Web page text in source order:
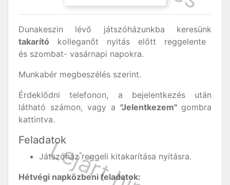
Dunakeszin lévő játszóházunkba keresünk
takarító kolleganőt nyitás előtt reggelente
és szombat- vasárnapi napokra.
Munkabér megbeszélés szerint.
Érdeklődni telefonon, a bejelentkezés után
látható számon, vagy a "Jelentkezem" gombra
kattintva.
Feladatok
Játszóház reggeli kitakarítása nyitásra.
Hétvégi napközbeni feladatok: